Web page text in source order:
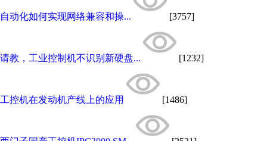
自动化如何实现网络兼容和操... [3757]
请教，工业控制机不识别新硬盘... [1232]
工控机在发动机产线上的应用 [1486]